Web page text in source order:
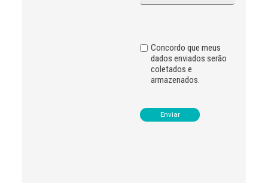
Concordo que meus
dados enviados serão
coletados e
armazenados.